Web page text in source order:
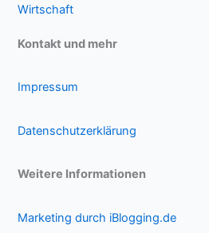
Wirtschaft
Kontakt und mehr
Impressum
Datenschutzerklärung
Weitere Informationen
Marketing durch iBlogging.de